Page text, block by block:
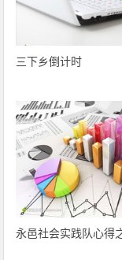
三下乡倒计时
永邑社会实践队心得